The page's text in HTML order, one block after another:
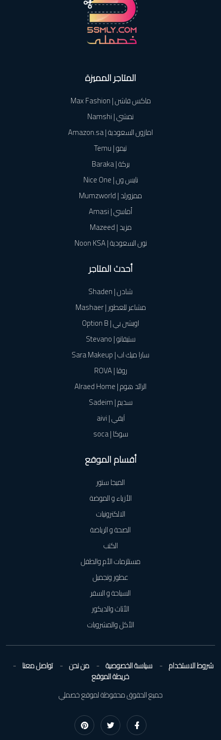
المتاجر المميزة
ماكس فاشن | Max Fashion
نمشي | Namshi
امازون السعودية | Amazon.sa
تيمو | Temu
بركة | Baraka
نايس ون | Nice One
ممزورلد | Mumzworld
أماسي | Amasi
مزيد | Mazeed
نون السعودية | Noon KSA
أحدث المتاجر
شادن | Shaden
مشاعر للعطور | Mashaer
اوبشن بي | Option B
ستيفانو | Stevano
سارا ميك اب | Sara Makeup
روڤا | ROVA
الرائد هوم | Alraed Home
سديم | Sadeim
آيفي | aivi
سوكا | soca
أقسام الموقع
الميجا ستور
الأزياء و الموضة
الالكترونيات
الصحة و الرياضة
الكتب
مستلزمات الأم والطفل
عطور وتجميل
السياحة و السفر
الأثاث والديكور
الأكل والمشروبات
شروط الاستخدام سياسة الخصوصية من نحن تواصل معنا
خريطة الموقع
جميع الحقوق محفوظة لموقع خصملي